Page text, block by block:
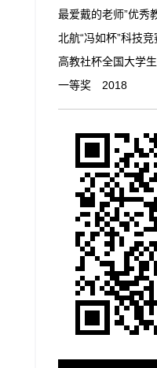
最爱戴的老师”优
北航“冯如杯”科技
高教社杯全国大学
一等奖 2018